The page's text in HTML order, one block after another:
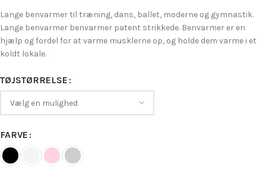
Lange benvarmer til træning, dans, ballet, moderne og gymnastik.
Lange benvarmer benvarmer patent strikkede. Benvarmer er en
hjælp og fordel for at varme musklerne op, og holde dem varme i et
koldt lokale.
TØJSTØRRELSE
FARVE